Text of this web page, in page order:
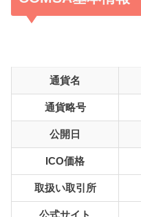
通貨名
通貨略号
公開日
ICO価格
取扱い取引所